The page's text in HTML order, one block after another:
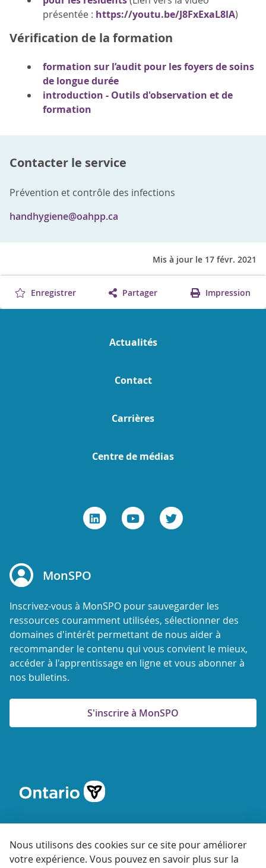
présentée : https://youtu.be/J8FxExaL8lA)
Vérification de la formation
formation sur l’audit pour les foyers de soins
de longue durée
introduction - Outils d'observation et de
formation
Contacter le service
Prévention et contrôle des infections
handhygiene@oahpp.ca
Nous utilisons des cookies sur ce site pour améliorer
votre expérience. Vous pouvez en savoir plus sur la
Mis à jour le 17 févr. 2021
Enregistrer Partager Impression
Actualités
Contact
Carrières
Centre de médias
MonSPO
Inscrivez-vous à MonSPO pour sauvegarder les
ressources couramment utilisées, sélectionner des
domaines d'intérêt permettant de nous aider à
recommander le contenu qui vous convient le mieux,
accéder à l'apprentissage en ligne et vous abonner à
nos bulletins.
S'inscrire à MonSPO
© 2026 Agence ontarienne de protection et de promotion de